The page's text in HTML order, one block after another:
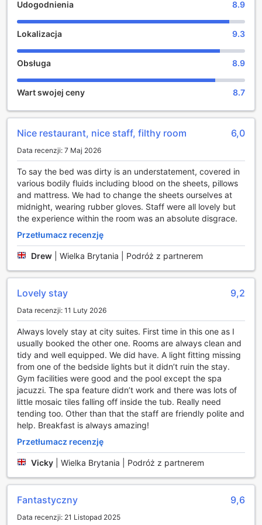
Dostępność dodatkowych łóżek jest uzależniona od
Przy rezerwacji ponad 5 pokojów mogą mieć zastosowanie
różne regulaminy i dodatkowe opłaty.
bezpłatny pobyt dla dzieci w wieku od 0 do 9 lat, co
najmłodszymi.
Rozrywka w Citysuites Aparthotel: Idealne Miejsce na
Relaks i Spotkania
Citysuites Aparthotel w Manchesterze to nie tylko
komfortowe apartamenty, ale także doskonałe miejsce do
relaksu i zabawy. Goście mogą skorzystać z przytulnego
orzeźwiających koktajli po klasyczne drinki. To idealne
miejsce, aby spotkać się z przyjaciółmi, wymienić się
wrażeniami z podróży lub po prostu odprężyć się po dniu
pełnym atrakcji w mieście.
Dodatkowo, na terenie obiektu znajduje się wspólny salon z
telewizorem, który staje się centrum towarzyskich spotkań.
Goście mogą zasiąść wygodnie na kanapach, oglądając
ulubione programy lub filmy w gronie innych mieszkańców
intensywnym dniu, hot tub stanowi doskonałą opcję.
Zanurzenie się w ciepłej wodzie to idealny sposób na
odprężenie się i naładowanie energii przed kolejnym dniem
pełnym przygód. Citysuites Aparthotel zapewnia więc nie
każdy pobyt.
Obiekty sportowe w Citysuites Aparthotel
Citysuites Aparthotel w Manchesterze to idealne miejsce
dla miłośników aktywności fizycznej. Goście mogą
korzystać z nowoczesnego centrum fitness, które jest
dostępne przez całą dobę, co pozwala na dostosowanie
treningów do własnego harmonogramu. Niezależnie od
tego, czy preferujesz poranne rozgrzewki, czy wieczorne
sesje, nasze bezpłatne centrum fitness zapewnia
wszystkie niezbędne urządzenia, aby osiągnąć swoje cele
zdrowotne i kondycyjne.
Dodatkowym atutem jest nasz kryty basen, który stanowi
doskonałe miejsce na relaks po intensywnym treningu.
odprężyć się w wodzie, korzystając z chwili dla siebie.
Citysuites Aparthotel to nie tylko komfortowe
zakwaterowanie, ale także przestrzeń, która sprzyja
zdrowemu stylowi życia i aktywnemu wypoczynkowi.
Udogodnienia 8.9
Lokalizacja 9.3
Obsługa 8.9
Wart swojej ceny 8.7
Nice restaurant, nice staff, filthy room 6,0
Data recenzji: 7 Maj 2026
To say the bed was dirty is an understatement, covered in
various bodily fluids including blood on the sheets, pillows
and mattress. We had to change the sheets ourselves at
midnight, wearing rubber gloves. Staff were all lovely but
the experience within the room was an absolute disgrace.
Przetłumacz recenzję
Drew Wielka Brytania | Podróż z partnerem
Lovely stay 9,2
Data recenzji: 11 Luty 2026
Always lovely stay at city suites. First time in this one as I
usually booked the other one. Rooms are always clean and
tidy and well equipped. We did have. A light fitting missing
from one of the bedside lights but it didn’t ruin the stay.
Gym facilities were good and the pool except the spa
jacuzzi. The spa feature didn’t work and there was lots of
little mosaic tiles falling off inside the tub. Really need
tending too. Other than that the staff are friendly polite and
help. Breakfast is always amazing!
Przetłumacz recenzję
Vicky Wielka Brytania | Podróż z partnerem
Fantastyczny 9,6
Data recenzji: 21 Listopad 2025